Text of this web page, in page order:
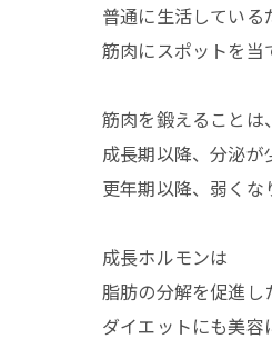
普通に生活している
筋肉にスポットを当
筋肉を鍛えることは、
成長期以降、分泌が
更年期以降、弱くな
成長ホルモンは
脂肪の分解を促進し
ダイエットにも美